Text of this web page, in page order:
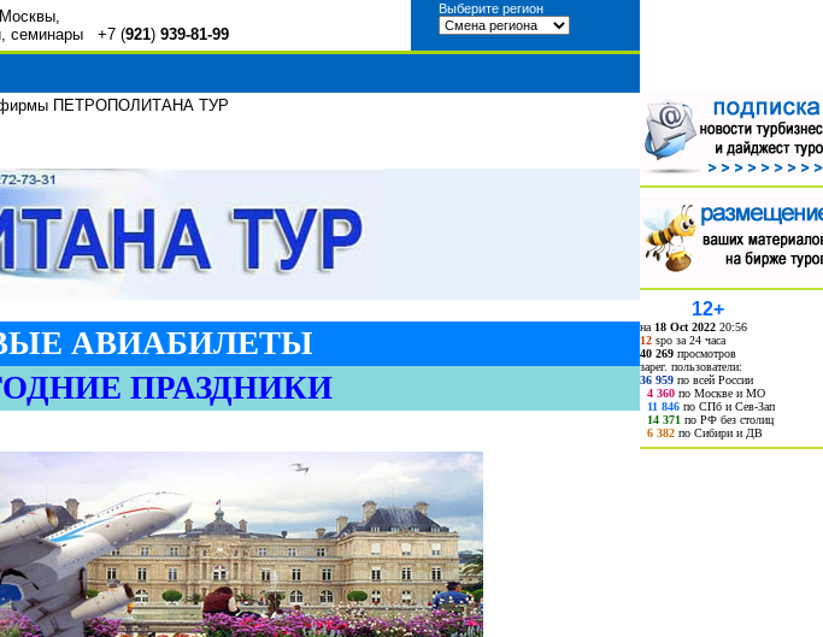
семинары +7 (921) 939-81-99
Выберите регион
фирмы ПЕТРОПОЛИТАНА ТУР
АВИАБИЛЕТЫ
ПРАЗДНИКИ
12+
на 18 Oct 2022 20:56
12 spo за 24 часа
40 269 просмотров
зарег. пользователи:
36 959 по всей России
4 360 по Москве и МО
11 846 по СПб и Сев-Зап
14 371 по РФ без столиц
6 382 по Сибири и ДВ